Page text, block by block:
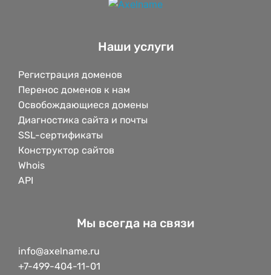
Наши услуги
Регистрация доменов
Перенос доменов к нам
Освобождающиеся домены
Диагностика сайта и почты
SSL-сертификаты
Конструктор сайтов
Whois
API
Мы всегда на связи
info@axelname.ru
+7-499-404-11-01